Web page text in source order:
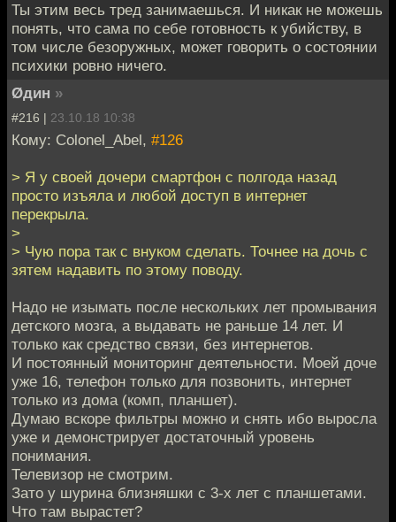
Ты этим весь тред занимаешься. И никак не можешь
понять, что сама по себе готовность к убийству, в
том числе безоружных, может говорить о состоянии
психики ровно ничего.
Øдин »
#216 | 23.10.18 10:38
Кому: Colonel_Abel, #126
> Я у своей дочери смартфон с полгода назад
просто изъяла и любой доступ в интернет
перекрыла.
>
> Чую пора так с внуком сделать. Точнее на дочь с
зятем надавить по этому поводу.
Надо не изымать после нескольких лет промывания
детского мозга, а выдавать не раньше 14 лет. И
только как средство связи, без интернетов.
И постоянный мониторинг деятельности. Моей доче
уже 16, телефон только для позвонить, интернет
только из дома (комп, планшет).
Думаю вскоре фильтры можно и снять ибо выросла
уже и демонстрирует достаточный уровень
понимания.
Телевизор не смотрим.
Зато у шурина близняшки с 3-х лет с планшетами.
Что там вырастет?